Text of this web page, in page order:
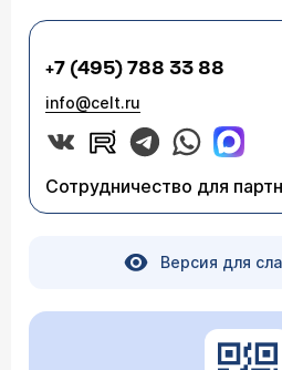
+7 (495) 788 33 88
info@celt.ru
Сотрудничество для
Версия для